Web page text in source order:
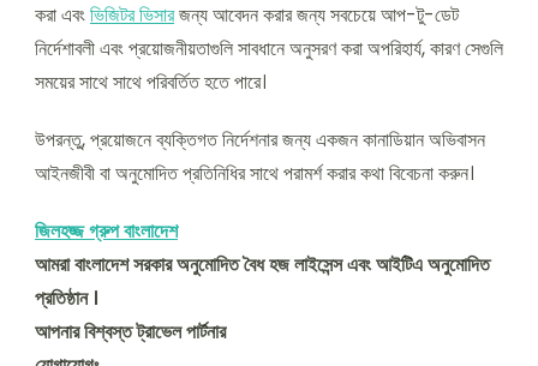
করা এবংভিজিটর ভিসারজন্য আবেদন করার জন্য সবচেয়ে আপ-টু-ডেট
নির্দেশাবলী এবং প্রয়োজনীয়তাগুলি সাবধানে অনুসরণ করা অপরিহার্য, কারণ সেগুলি
সময়ের সাথে সাথে পরিবর্তিত হতে পারে।
উপরন্তু, প্রয়োজনে ব্যক্তিগত নির্দেশনার জন্য একজন কানাডিয়ান অভিবাসন
আইনজীবী বা অনুমোদিত প্রতিনিধির সাথে পরামর্শ করার কথা বিবেচনা করুন।
জিলহজ্জ গ্রুপ বাংলাদেশ
আমরা বাংলাদেশ সরকার অনুমোদিত বৈধ হজ লাইসেন্স এবং আইটিএ অনুমোদিত
প্রতিষ্ঠান ।
আপনার বিশ্বস্ত ট্রাভেল পার্টনার